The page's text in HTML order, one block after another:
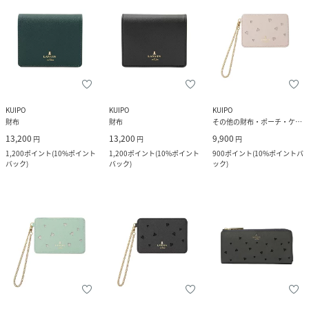
KUIPO
財布
13,200 円
1,200ポイント(10%ポイント
バック)
KUIPO
財布
13,200 円
1,200ポイント(10%ポイント
バック)
KUIPO
その他の財布・ポーチ・ケース
9,900 円
900ポイント(10%ポイントバ
ック)